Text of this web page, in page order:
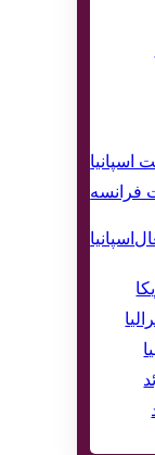
اسپانیا
فرانسه
اسپانیا